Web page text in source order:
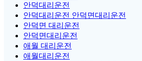
안덕대리운전
안덕대리운전 안덕면대리운전
안덕면 대리운전
안덕면대리운전
애월 대리운전
애월대리운전